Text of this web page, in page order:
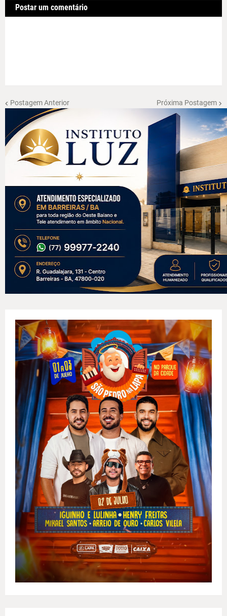
Postar um comentário
Postagem Anterior Próxima Postagem